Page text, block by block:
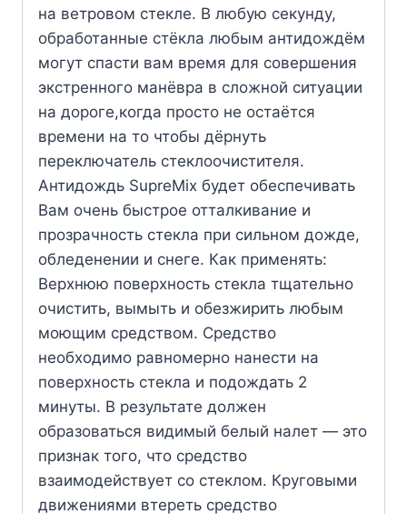
на ветровом стекле. В любую секунду,
обработанные стёкла любым антидождём
могут спасти вам время для совершения
экстренного манёвра в сложной ситуации
на дороге,когда просто не остаётся
времени на то чтобы дёрнуть
переключатель стеклоочистителя.
Антидождь SupreMix будет обеспечивать
Вам очень быстрое отталкивание и
прозрачность стекла при сильном дожде,
обледенении и снеге. Как применять:
Верхнюю поверхность стекла тщательно
очистить, вымыть и обезжирить любым
моющим средством. Средство
необходимо равномерно нанести на
поверхность стекла и подождать 2
минуты. В результате должен
образоваться видимый белый налет — это
признак того, что средство
взаимодействует со стеклом. Круговыми
движениями втереть средство